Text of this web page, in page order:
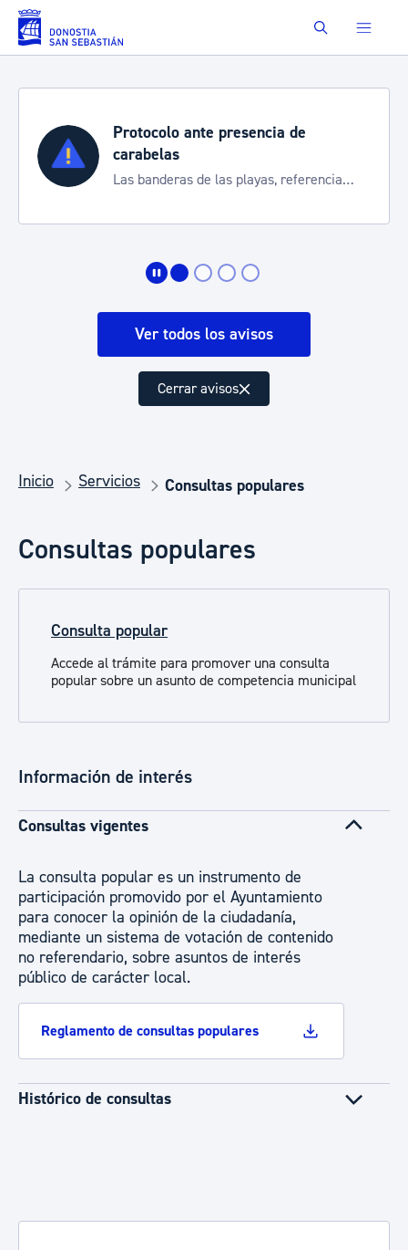
Saltar al contenido principal Buscar
Protocolo ante presencia de
carabelas
Las banderas de las playas, referencia
Ver todos los avisos
Cerrar avisos
Inicio Servicios Consultas populares
Consultas populares
Consulta popular
Accede al trámite para promover una consulta
popular sobre un asunto de competencia municipal
Información de interés
Consultas vigentes
La consulta popular es un instrumento de
participación promovido por el Ayuntamiento
para conocer la opinión de la ciudadanía,
mediante un sistema de votación de contenido
no referendario, sobre asuntos de interés
público de carácter local.
Reglamento de consultas populares
Histórico de consultas